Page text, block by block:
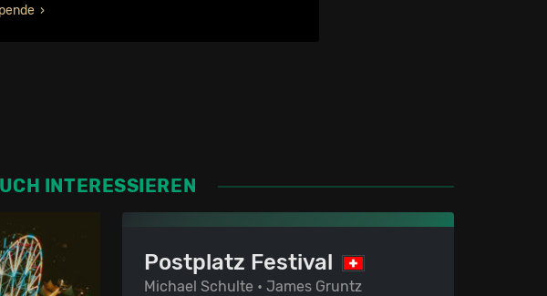
INTERESSIEREN
Postplatz Festival
Michael Schulte • James Gruntz